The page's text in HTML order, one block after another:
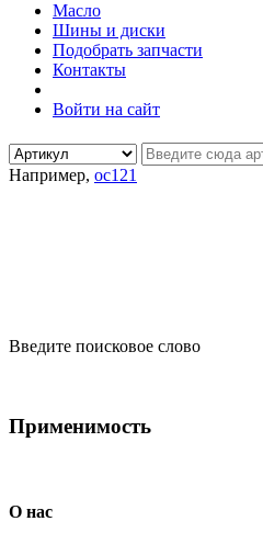
Масло
Шины и диски
Подобрать запчасти
Контакты
Войти на сайт
Например, oc121
Введите поисковое слово
Применимость
О нас